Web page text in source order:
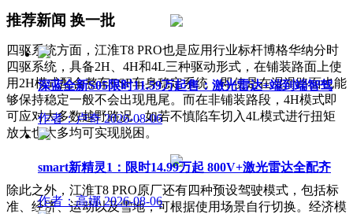
四驱系统方面，江淮T8 PRO也是应用行业标杆博格华纳分时
四驱系统，具备2H、4H和4L三种驱动形式，在铺装路面上使
用2H模式配合整车ESP车身稳定系统，即使是在湿滑路面也能
够保持稳定一般不会出现甩尾。而在非铺装路段，4H模式即
可应对大多数越野路况，如若不慎陷车切入4L模式进行扭矩
放大也大多均可实现脱困。
除此之外，江淮T8 PRO原厂还有四种预设驾驶模式，包括标
准、经济、运动以及雪地，可根据使用场景自行切换。经济模
推荐新闻 换一批
深蓝全新S05限时11.59万起售：激光雷达+端到端智驾
作者：卢奇 2026-08-06
smart新精灵1：限时14.99万起 800V+激光雷达全配齐
作者：高娜 2026-08-06